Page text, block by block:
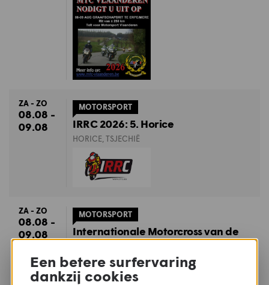
ZA - ZO
08.08 -
09.08
MOTORSPORT
IRRC 2026: 5. Horice
HORICE, TSJECHIË
ZA - ZO
08.08 -
09.08
MOTORSPORT
Internationale Motorcross van de
Keiheuvel - Balen
KEIHEUVEL, BALEN, ANTWERPEN
Een betere surfervaring
dankzij cookies